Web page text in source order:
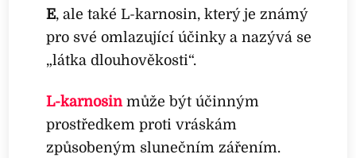
E, ale také L-karnosin, který je známý
pro své omlazující účinky a nazývá se
„látka dlouhověkosti“.
L-karnosinmůže být účinným
prostředkem proti vráskám
způsobeným slunečním zářením.